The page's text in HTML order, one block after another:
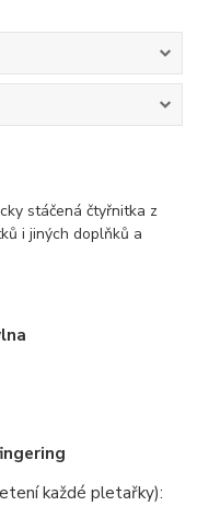
stáčená čtyřnitka z
i jiných doplňků a
každé pletařky):